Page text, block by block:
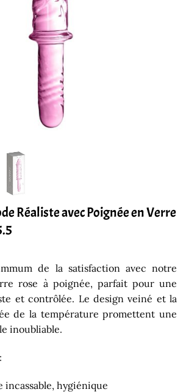
Réaliste avec Poignée en Verre
de la satisfaction avec notre
rose à poignée, parfait pour une
et contrôlée. Le design veiné et la
de la température promettent une
inoubliable.
incassable, hygiénique